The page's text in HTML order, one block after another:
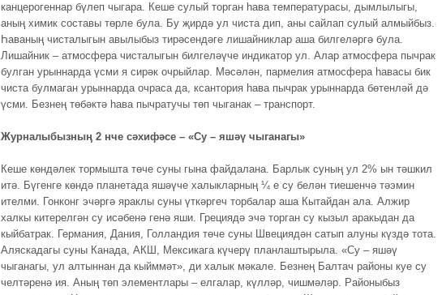
канцерогеннар бүлеп чыгара. Кеше сулый торган һава температурасы, дымлылыгы,
аның химик составы төрле була. Бу җирдә ул чиста дип, аны сайлап сулый алмыйбыз.
Һаваның чисталыгын авылыбыз тирәсендәге лишайниклар аша билгеләргә була.
Лишайник – атмосфера чисталыгын билгеләүче индикатор ул. Алар атмосфера пычрак
булган урыннарда үсми я сирәк очрыйлар. Мәсәлән, пармелия атмосфера һавасы бик
чиста булмаган урыннарда очраса да, ксантория һава пычрак урыннарда бөтенләй дә
үсми. Безнең төбәктә һава пычратучы төп чыганак – транспорт.
Журналыбызның 2 нче сәхифәсе – «Су – яшәү чыганагы»
Кеше көндәлек тормышта төче суны гына файдалана. Барлык суның ул 2% ын тәшкил
итә. Бүгенге көндә планетада яшәүче халыкларның ¼ е су белән тиешенчә тәэмин
ителми. Гонконг эчәргә яраклы суны үткәргеч торбалар аша Кытайдан ала. Алжир
халкы китерелгән су исәбенә генә яши. Грециядә эчә торган су кызыл аракыдан да
кыйбатрак. Германия, Дания, Голландия төче суны Швециядән сатып алуны күздә тота.
Аляскадагы суны Канада, АКШ, Мексикага күчерү планлаштырыла. «Су – яшәү
чыганагы, ул алтыннан да кыйммәт», ди халык мәкале. Безнең Балтач районы куе су
челтәренә ия. Аның төп элементлары – елгалар, күлләр, чишмәләр. Районыбыз